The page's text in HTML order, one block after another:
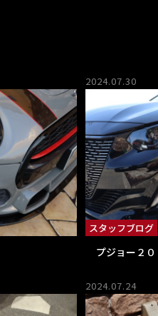
2024.07.30
スタッフブログ
プジョー２
2024.07.24